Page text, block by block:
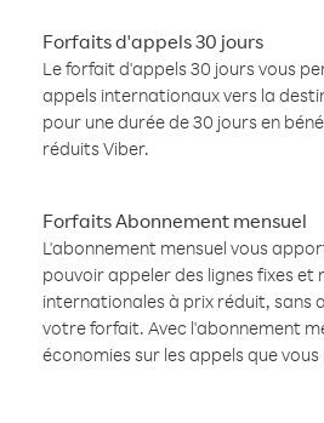
Forfaits d'appels 30 jours
Le forfait d'appels 30 jours vous
appels internationaux vers la
pour une durée de 30 jours en
réduits Viber.
Forfaits Abonnement mensuel
L'abonnement mensuel vous
pouvoir appeler des lignes fixes et
internationales à prix réduit, sans
votre forfait. Avec l'abonnement
économies sur les appels que vous